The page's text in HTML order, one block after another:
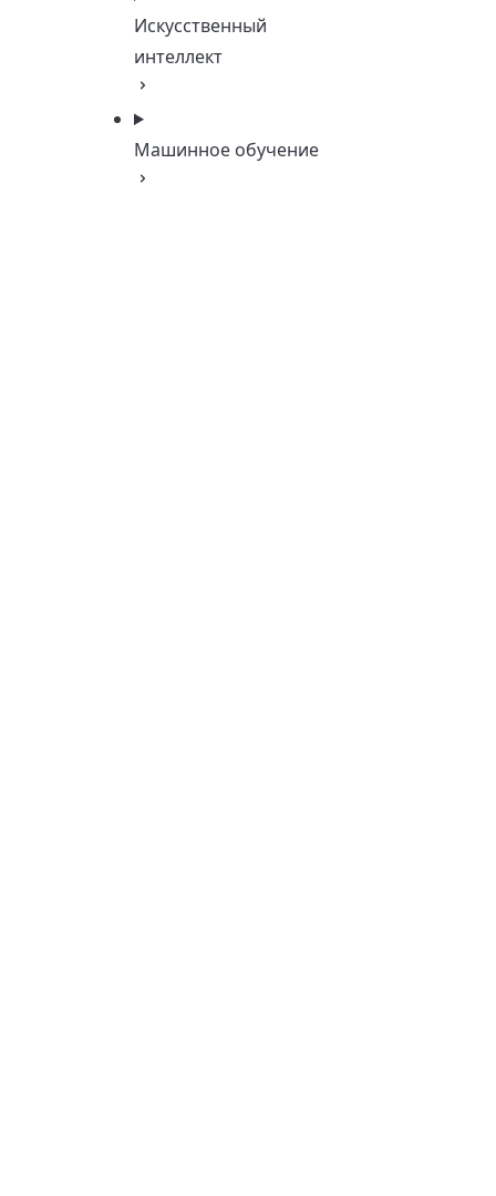
Искусственный
интеллект
Машинное обучение